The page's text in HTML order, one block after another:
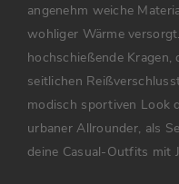
angenehm weiche
wohliger Wärme
hochschießende
seitlichen
modisch sportiven Look
urbaner Allrounder, als
deine Casual-Outfits mit